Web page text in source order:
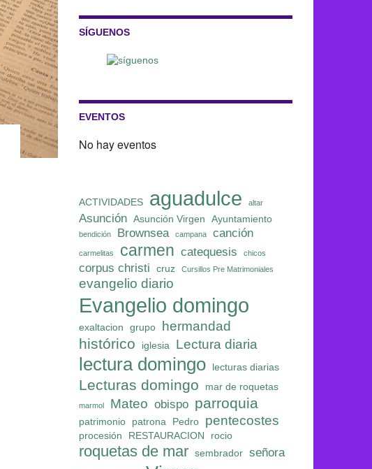
SÍGUENOS
EVENTOS
No hay eventos
ACTIVIDADES aguadulce altar
Asunción Asunción Virgen Ayuntamiento
bendición Brownsea campana canción
carmelitas carmen catequesis chicos
corpus christi cruz Cursillos Pre Matrimoniales
evangelio diario
Evangelio domingo
exaltacion grupo hermandad
histórico iglesia Lectura diaria
lectura domingo lecturas diarias
Lecturas domingo mar de roquetas
marmol Mateo obispo parroquia
patrimonio patrona Pedro pentecostes
procesión RESTAURACION rocio
roquetas de mar sembrador señora